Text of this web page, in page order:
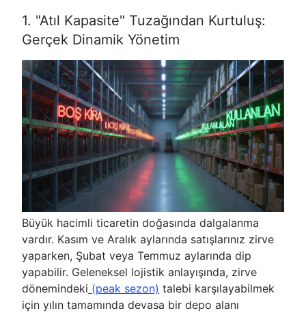
1. "Atıl Kapasite" Tuzağından Kurtuluş:
Gerçek Dinamik Yönetim
Büyük hacimli ticaretin doğasında dalgalanma
vardır. Kasım ve Aralık aylarında satışlarınız zirve
yaparken, Şubat veya Temmuz aylarında dip
yapabilir. Geleneksel lojistik anlayışında, zirve
dönemindeki (peak sezon) talebi karşılayabilmek
için yılın tamamında devasa bir depo alanı